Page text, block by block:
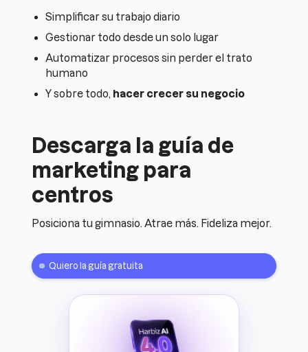
Simplificar su trabajo diario
Gestionar todo desde un solo lugar
Automatizar procesos sin perder el trato
humano
Y sobre todo, hacer crecer su negocio
Descarga la guía de
marketing para
centros
Posiciona tu gimnasio. Atrae más. Fideliza mejor.
Quiero la guía gratuita